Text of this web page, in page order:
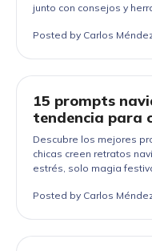
junto con consejos y
Posted by Carlos
15 prompts
tendencia para
Descubre los mejores
chicas creen retratos
estrés, solo magia
Posted by Carlos